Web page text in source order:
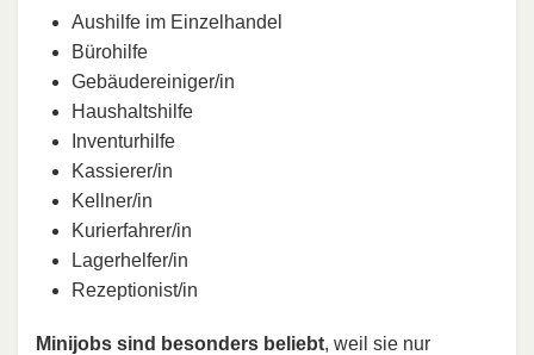
Aushilfe im Einzelhandel
Bürohilfe
Gebäudereiniger/in
Haushaltshilfe
Inventurhilfe
Kassierer/in
Kellner/in
Kurierfahrer/in
Lagerhelfer/in
Rezeptionist/in
Minijobs sind besonders beliebt, weil sie nur